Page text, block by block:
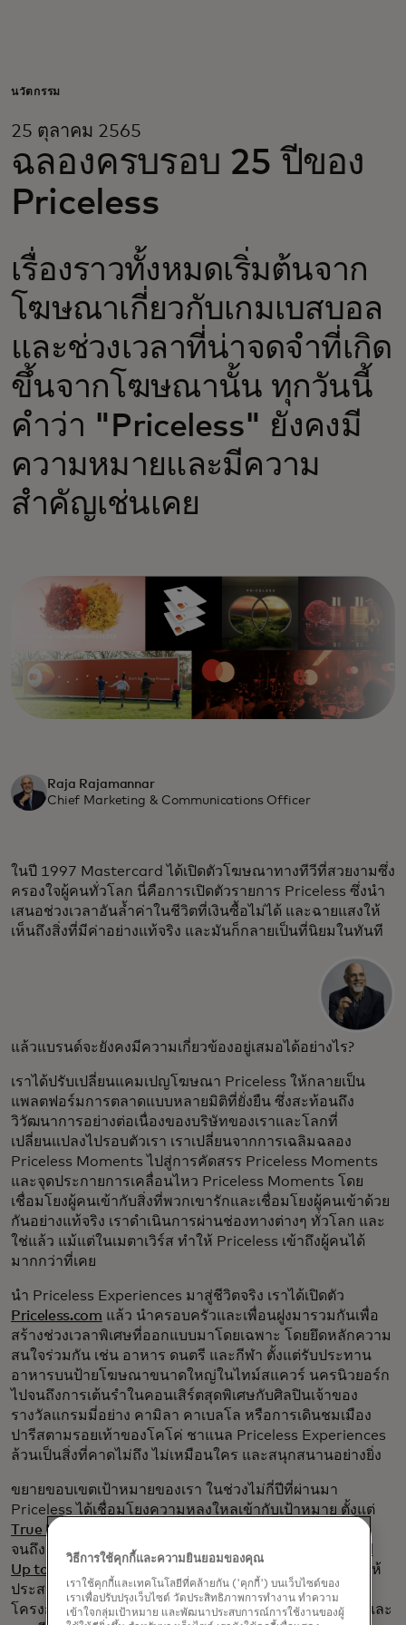
สำหรับธุรกิจ
เพื่อโลก
สำหรับผู้สร้างนวัตกรรม
ข่าวสารและแนวโน้ม
นวัตกรรม
25 ตุลาคม 2565
ฉลองครบรอบ 25 ปีของ
Priceless
เรื่องราวทั้งหมดเริ่มต้นจาก
โฆษณาเกี่ยวกับเกมเบสบอล
และช่วงเวลาที่น่าจดจำที่เกิด
ขึ้นจากโฆษณานั้น ทุกวันนี้
คำว่า "Priceless" ยังคงมี
ความหมายและมีความ
สำคัญเช่นเคย
Raja Rajamannar
Chief Marketing & Communications Officer
ในปี 1997 Mastercard ได้เปิดตัวโฆษณาทางทีวีที่สวยงามซึ่ง
ครองใจผู้คนทั่วโลก นี่คือการเปิดตัวรายการ Priceless ซึ่งนำ
เสนอช่วงเวลาอันล้ำค่าในชีวิตที่เงินซื้อไม่ได้ และฉายแสงให้
เห็นถึงสิ่งที่มีค่าอย่างแท้จริง และมันก็กลายเป็นที่นิยมในทันที
แล้วแบรนด์จะยังคงมีความเกี่ยวข้องอยู่เสมอได้อย่างไร?
เราได้ปรับเปลี่ยนแคมเปญโฆษณา Priceless ให้กลายเป็น
แพลตฟอร์มการตลาดแบบหลายมิติที่ยั่งยืน ซึ่งสะท้อนถึง
วิวัฒนาการอย่างต่อเนื่องของบริษัทของเราและโลกที่
เปลี่ยนแปลงไปรอบตัวเรา เราเปลี่ยนจากการเฉลิมฉลอง
Priceless Moments ไปสู่การคัดสรร Priceless Moments
และจุดประกายการเคลื่อนไหว Priceless Moments โดย
เชื่อมโยงผู้คนเข้ากับสิ่งที่พวกเขารักและเชื่อมโยงผู้คนเข้าด้วย
กันอย่างแท้จริง เราดำเนินการผ่านช่องทางต่างๆ ทั่วโลก และ
ใช่แล้ว แม้แต่ในเมตาเวิร์ส ทำให้ Priceless เข้าถึงผู้คนได้
มากกว่าที่เคย
นำ Priceless Experiences มาสู่ชีวิตจริง เราได้เปิดตัว
Priceless.com แล้ว นำครอบครัวและเพื่อนฝูงมารวมกันเพื่อ
สร้างช่วงเวลาพิเศษที่ออกแบบมาโดยเฉพาะ โดยยึดหลักความ
สนใจร่วมกัน เช่น อาหาร ดนตรี และกีฬา ตั้งแต่รับประทาน
อาหารบนป้ายโฆษณาขนาดใหญ่ในไทม์สแควร์ นครนิวยอร์ก
ไปจนถึงการเต้นรำในคอนเสิร์ตสุดพิเศษกับศิลปินเจ้าของ
รางวัลแกรมมี่อย่าง คามิลา คาเบลโล หรือการเดินชมเมือง
ปารีสตามรอยเท้าของโคโค่ ชาแนล Priceless Experiences
ล้วนเป็นสิ่งที่คาดไม่ถึง ไม่เหมือนใคร และสนุกสนานอย่างยิ่ง
ขยายขอบเขตเป้าหมายของเรา ในช่วงไม่กี่ปีที่ผ่านมา
Priceless ได้เชื่อมโยงความหลงใหลเข้ากับเป้าหมาย ตั้งแต่
True Name cards
จนถึงการระดมทุนเพื่อการวิจัยโรคมะเร็งกับ
Up to Cancer
และการช่วยเหลือผู้ประกอบการหญิงผิวดำให้
ประสบความสำเร็จผ่านโครงการ Striversเราได้ริเริ่ม
โครงการต่างๆ ที่เน้นย้ำถึงความก้าวหน้า ความเหมาะสม และ
วิธีการใช้คุกกี้และความยินยอมของคุณ
เราใช้คุกกี้และเทคโนโลยีที่คล้ายกัน ('คุกกี้') บนเว็บไซต์ของ
เราเพื่อปรับปรุงเว็บไซต์ วัดประสิทธิภาพการทำงาน ทำความ
เข้าใจกลุ่มเป้าหมาย และพัฒนาประสบการณ์การใช้งานของผู้